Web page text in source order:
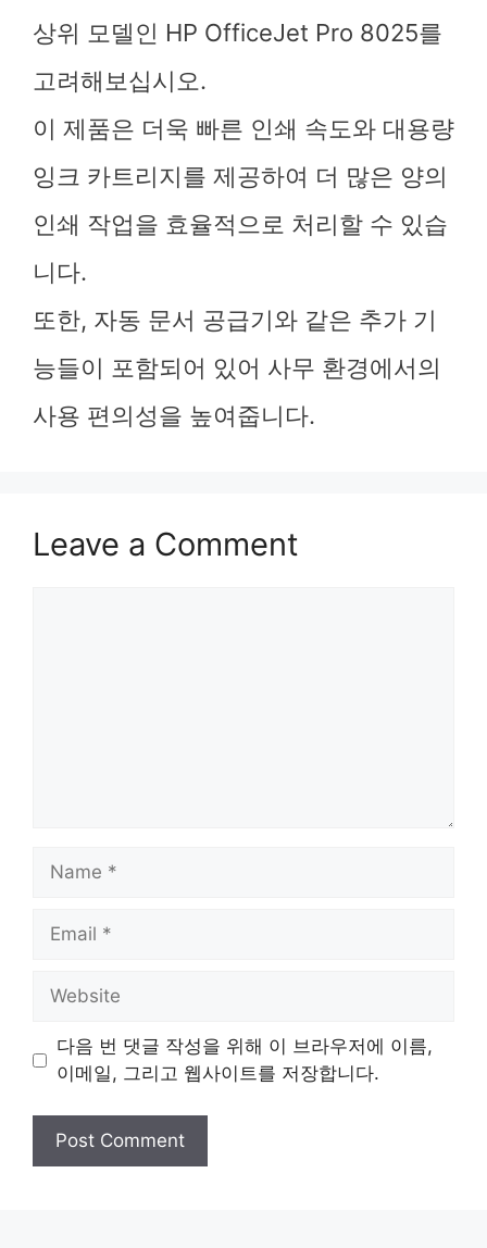
상위 모델인 HP OfficeJet Pro 8025를
고려해보십시오.
이 제품은 더욱 빠른 인쇄 속도와 대용량
잉크 카트리지를 제공하여 더 많은 양의
인쇄 작업을 효율적으로 처리할 수 있습
니다.
또한, 자동 문서 공급기와 같은 추가 기
능들이 포함되어 있어 사무 환경에서의
사용 편의성을 높여줍니다.
Leave a Comment
Name
Email
Website
다음 번 댓글 작성을 위해 이 브라우저에 이름,
이메일, 그리고 웹사이트를 저장합니다.